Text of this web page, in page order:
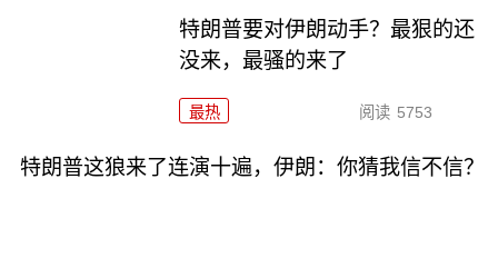
特朗普要对伊朗动手？最狠的还
没来，最骚的来了
最热 阅读 5753
特朗普这狼来了连演十遍，伊朗：你猜我信不信？